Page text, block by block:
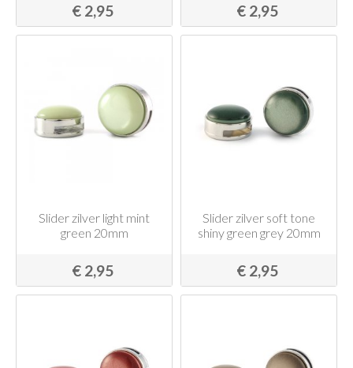
€ 2,95 € 2,95
Slider zilver light mint
green 20mm
€ 2,95
Slider zilver soft tone
shiny green grey 20mm
€ 2,95